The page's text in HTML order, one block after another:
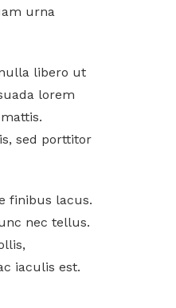
urna
libero ut
lorem
sed porttitor
finibus lacus.
nec tellus.
iaculis est.